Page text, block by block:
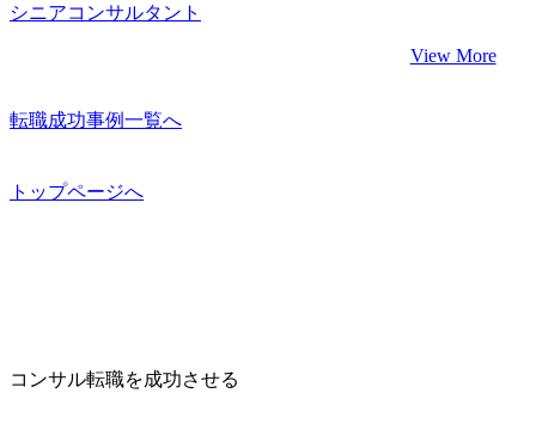
シニアコンサルタント
View More
転職成功事例一覧へ
トップページへ
コンサル転職を成功させる